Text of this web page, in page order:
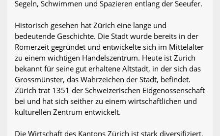
Segeln, Schwimmen und Spazieren entlang der Seeufer.
Historisch gesehen hat Zürich eine lange und
bedeutende Geschichte. Die Stadt wurde bereits in der
Römerzeit gegründet und entwickelte sich im Mittelalter
zu einem wichtigen Handelszentrum. Heute ist Zürich
bekannt für seine gut erhaltene Altstadt, in der sich das
Grossmünster, das Wahrzeichen der Stadt, befindet.
Zürich trat 1351 der Schweizerischen Eidgenossenschaft
bei und hat sich seither zu einem wirtschaftlichen und
kulturellen Zentrum entwickelt.
Die Wirtschaft des Kantons Zürich ist stark diversifiziert,